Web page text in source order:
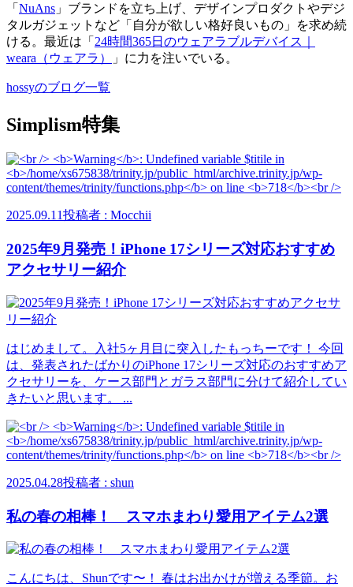
「 NuAns 」ブランドを立ち上げ、デザインプロダクトやデジ
タルガジェットなど「自分が欲しい格好良いもの」を求め続
ける。最近は「 24時間365日のウェアラブルデバイス｜
weara（ウェアラ）
」に力を注いでいる。
hossyのブログ一覧
Simplism特集
2025.09.11投稿者 : Mocchii
2025年9月発売！iPhone 17シリーズ対応おすすめ
アクセサリー紹介
はじめまして。入社5ヶ月目に突入したもっちーです！ 今回
は、発表されたばかりのiPhone 17シリーズ対応のおすすめア
クセサリーを、ケース部門とガラス部門に分けて紹介してい
きたいと思います。 ...
2025.04.28投稿者 : shun
私の春の相棒！ スマホまわり愛用アイテム2選
こんにちは、Shunです〜！ 春はお出かけが増える季節。お